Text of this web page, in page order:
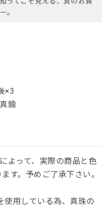
。
×3
鍮
よって、実際の商品と色
す。予めご了承下さい。
使用している為、真珠の